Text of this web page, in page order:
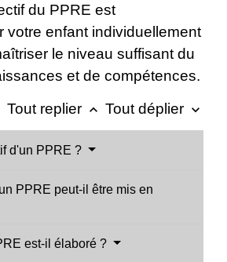
du PPRE est
votre enfant individuellement
le niveau suffisant du
et de compétences.
Tout replier keyboard_arrow_up Tout déplier keyboard_arrow_down
d'un PPRE ?
PPRE peut-il être mis en
est-il élaboré ?